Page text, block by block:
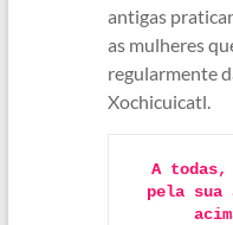
antigas
as mulheres
regularmente
Xochicuicatl.
A todas,
pela sua